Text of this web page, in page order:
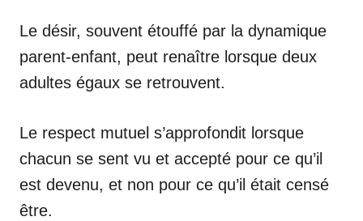
Le désir, souvent étouffé par la dynamique
parent-enfant, peut renaître lorsque deux
adultes égaux se retrouvent.
Le respect mutuel s’approfondit lorsque
chacun se sent vu et accepté pour ce qu’il
est devenu, et non pour ce qu’il était censé
être.